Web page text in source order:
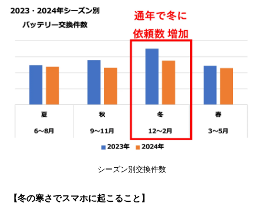
シーズン別交換件数
【冬の寒さでスマホに起こること】